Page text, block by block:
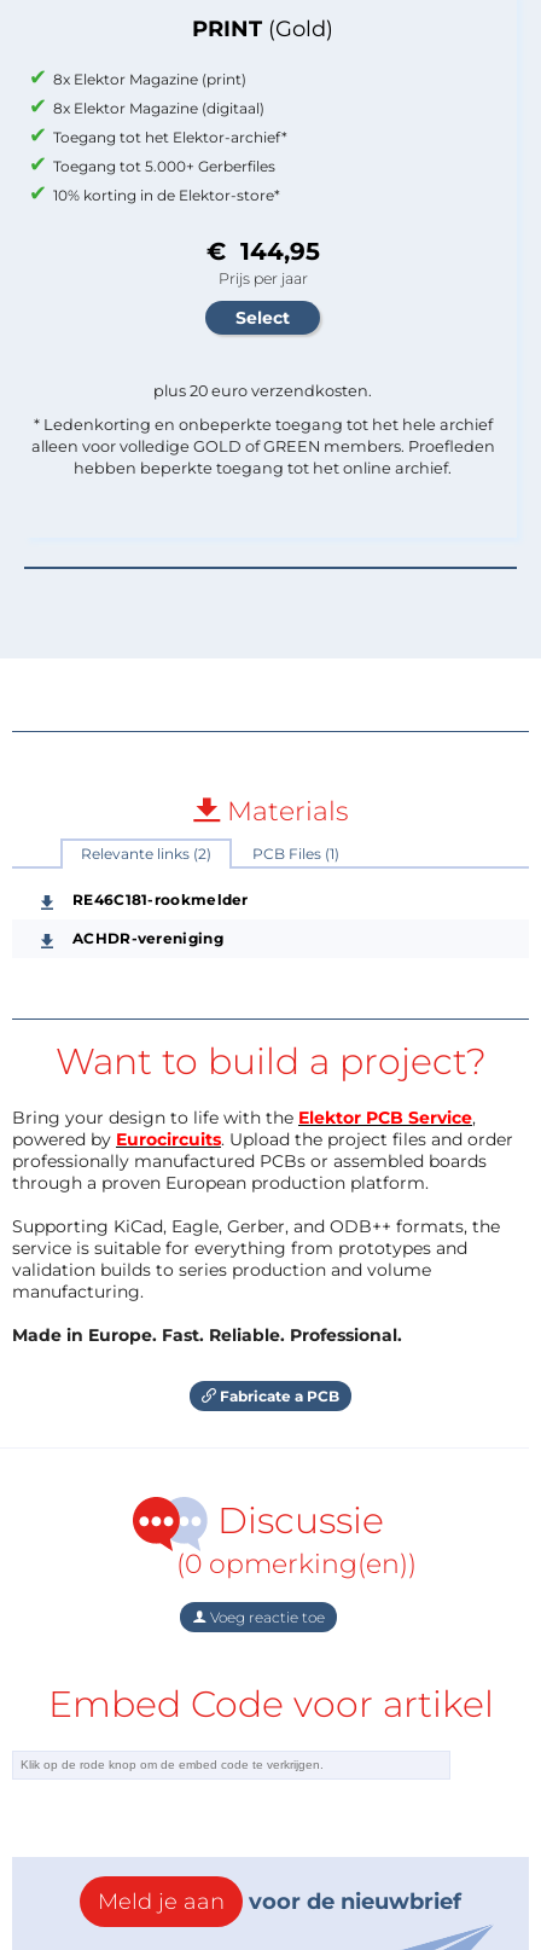
PRINT (Gold)
8x Elektor Magazine (print)
8x Elektor Magazine (digitaal)
Toegang tot het Elektor-archief*
Toegang tot 5.000+ Gerberfiles
10% korting in de Elektor-store*
€ 144,95
Prijs per jaar
plus 20 euro verzendkosten.
* Ledenkorting en onbeperkte toegang tot het hele archief
alleen voor volledige GOLD of GREEN members. Proefleden
hebben beperkte toegang tot het online archief.
Materials
Relevante links (2) PCB Files (1)
RE46C181-rookmelder
ACHDR-vereniging
Want to build a project?
Bring your design to life with the Elektor PCB Service,
powered by Eurocircuits. Upload the project files and order
professionally manufactured PCBs or assembled boards
through a proven European production platform.
Supporting KiCad, Eagle, Gerber, and ODB++ formats, the
service is suitable for everything from prototypes and
validation builds to series production and volume
manufacturing.
Made in Europe. Fast. Reliable. Professional.
Fabricate a PCB
Discussie
(0 opmerking(en))
Voeg reactie toe
Embed Code voor artikel
Meld je aan voor de nieuwbrief